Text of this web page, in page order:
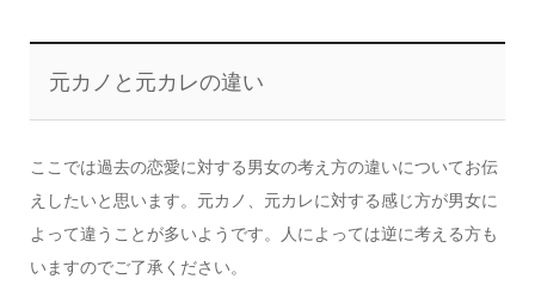
元カノと元カレの違い
ここでは過去の恋愛に対する男女の考え方の違いについてお伝
えしたいと思います。元カノ、元カレに対する感じ方が男女に
よって違うことが多いようです。人によっては逆に考える方も
いますのでご了承ください。